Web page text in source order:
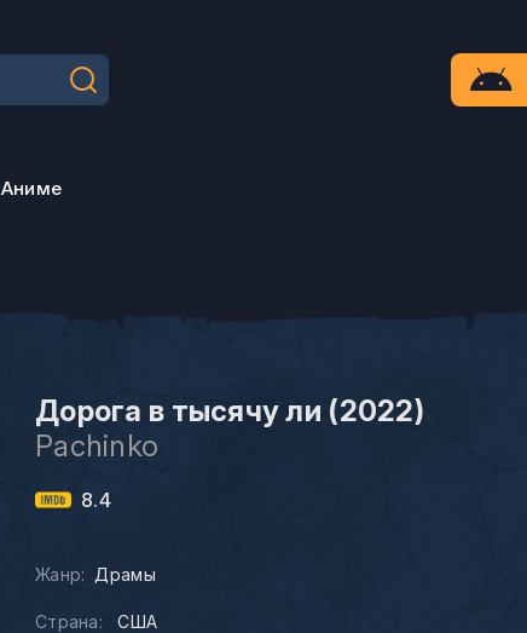
Aниме
Дорога в тысячу ли (2022)
Pachinko
8.4
Жанр: Драмы
Страна: США